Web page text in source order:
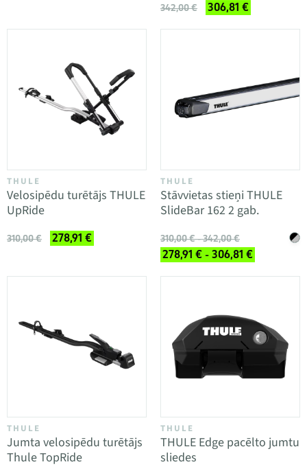
342,00 € 306,81 €
THULE
Velosipēdu turētājs THULE
UpRide
310,00 € 278,91 €
THULE
Stāvvietas stieņi THULE
SlideBar 162 2 gab.
310,00 € - 342,00 €
278,91 € - 306,81 €
THULE
Jumta velosipēdu turētājs
Thule TopRide
THULE
THULE Edge pacēlto jumtu
sliedes